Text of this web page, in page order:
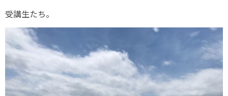
受講生たち。